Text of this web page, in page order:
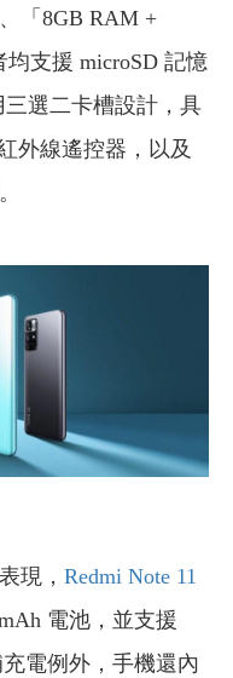
「8GB RAM +
支援 microSD 記憶
選二卡槽設計，具
外線遙控器，以及
現， Redmi Note 11
電池，並支援
電例外，手機還內